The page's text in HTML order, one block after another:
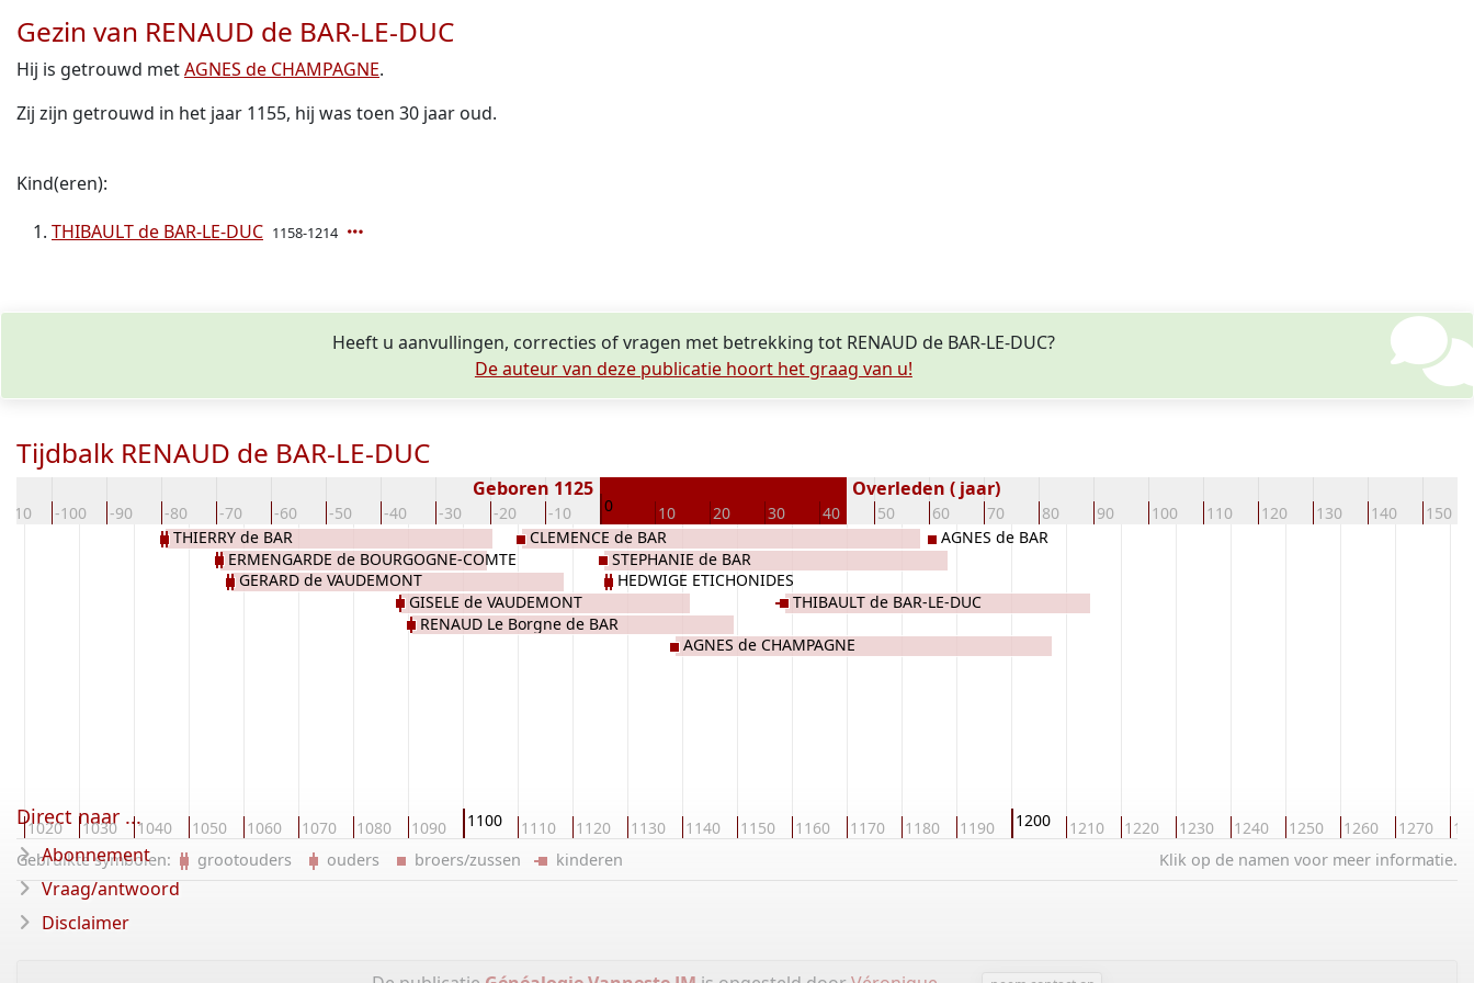
Gezin van RENAUD de BAR-LE-DUC
Hij is getrouwd metAGNES de CHAMPAGNE.
Zij zijn getrouwd in het jaar 1155, hij was toen 30 jaar oud.
Kind(eren):
THIBAULT de BAR-LE-DUC 1158-1214
Heeft u aanvullingen, correcties of vragen met betrekking tot RENAUD de BAR-LE-DUC?
De auteur van deze publicatie hoort het graag van u!
Tijdbalk RENAUD de BAR-LE-DUC
-110 -100 -90 -80 -70 -60 -50 -40 -30 -20 -10 0 10 20 30 40 50 60 70 80 90 100 110 120 130 140 150
Geboren 1125 Overleden ( jaar)
1020 1030 1040 1050 1060 1070 1080 1090 1100 1110 1120 1130 1140 1150 1160 1170 1180 1190 1200 1210 1220 1230 1240 1250 1260 1270
THIERRY de BAR
ERMENGARDE de BOURGOGNE-COMTE
GERARD de VAUDEMONT
GISELE de VAUDEMONT
RENAUD Le Borgne de BAR
CLEMENCE de BAR
STEPHANIE de BAR
HEDWIGE ETICHONIDES
AGNES de CHAMPAGNE
THIBAULT de BAR-LE-DUC
AGNES de BAR
Klik op de namen voor meer informatie.
Gebruikte symbolen: grootouders ouders broers/zussen kinderen
Direct naar ...
Abonnement
Vraag/antwoord
Disclaimer